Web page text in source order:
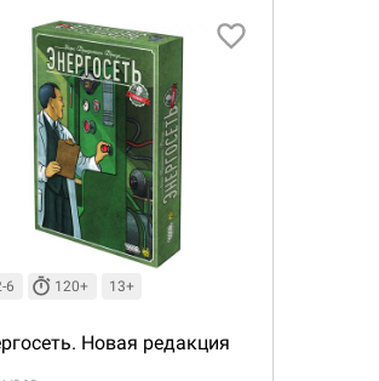
6 120+ 13+
Новая редакция